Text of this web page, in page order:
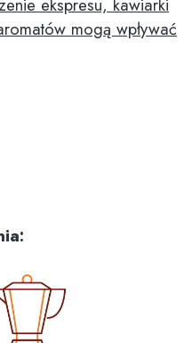
ekspresu, kawiarki
mogą wpływać